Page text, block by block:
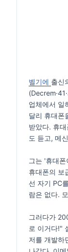
벨기에 출신
(Decrem·41·
업체에서 일
달리 휴대폰
받았다. 휴
도 듣고, 메
그는 '휴대
휴대폰의 보
선 자기 PC
람은 없다.
그러다가
로 이거다!"
저를 개발하